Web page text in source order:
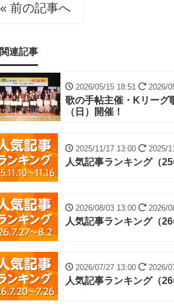
« 前の記事へ
関連記事
2026/05/15 18:51 2026/
歌の手帖主催・Kリー
（日）開催！
2025/11/17 13:00 2025/
人気記事ランキング（
2026/08/03 13:00 2026/
人気記事ランキング（
2026/07/27 13:00 2026/
人気記事ランキング（